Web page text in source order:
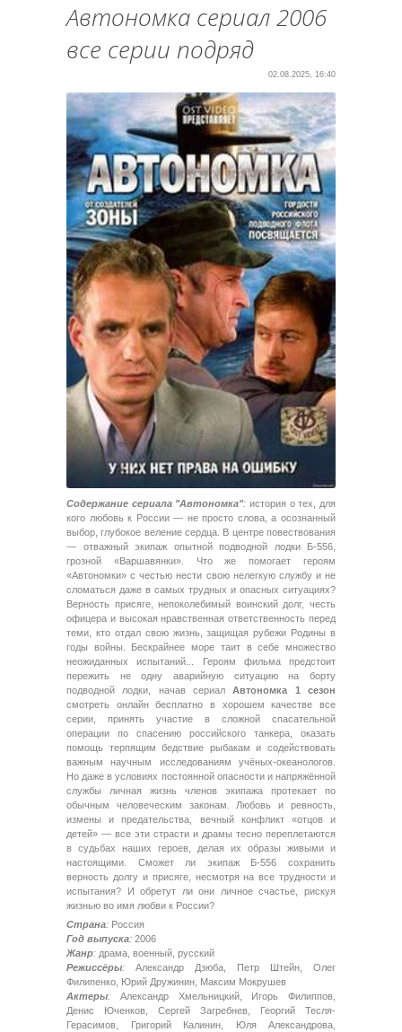
Автономка сериал 2006
все серии подряд
02.08.2025, 16:40
Содержание сериала "Автономка": история о тех, для
кого любовь к России — не просто слова, а осознанный
выбор, глубокое веление сердца. В центре повествования
— отважный экипаж опытной подводной лодки Б-556,
грозной «Варшавянки». Что же помогает героям
«Автономки» с честью нести свою нелегкую службу и не
сломаться даже в самых трудных и опасных ситуациях?
Верность присяге, непоколебимый воинский долг, честь
офицера и высокая нравственная ответственность перед
теми, кто отдал свою жизнь, защищая рубежи Родины в
годы войны. Бескрайнее море таит в себе множество
неожиданных испытаний... Героям фильма предстоит
пережить не одну аварийную ситуацию на борту
подводной лодки, начав сериалАвтономка 1 сезон
смотреть онлайн бесплатно в хорошем качестве все
серии, принять участие в сложной спасательной
операции по спасению российского танкера, оказать
помощь терпящим бедствие рыбакам и содействовать
важным научным исследованиям учёных-океанологов.
Но даже в условиях постоянной опасности и напряжённой
службы личная жизнь членов экипажа протекает по
обычным человеческим законам. Любовь и ревность,
измены и предательства, вечный конфликт «отцов и
детей» — все эти страсти и драмы тесно переплетаются
в судьбах наших героев, делая их образы живыми и
настоящими. Сможет ли экипаж Б-556 сохранить
верность долгу и присяге, несмотря на все трудности и
испытания? И обретут ли они личное счастье, рискуя
жизнью во имя любви к России?
Страна: Россия
Год выпуска: 2006
Жанр: драма, военный, русский
Режиссёры: Александр Дзюба, Петр Штейн, Олег
Филипенко, Юрий Дружинин, Максим Мокрушев
Актеры: Александр Хмельницкий, Игорь Филиппов,
Денис Юченков, Сергей Загребнев, Георгий Тесля-
Герасимов, Григорий Калинин, Юля Александрова,